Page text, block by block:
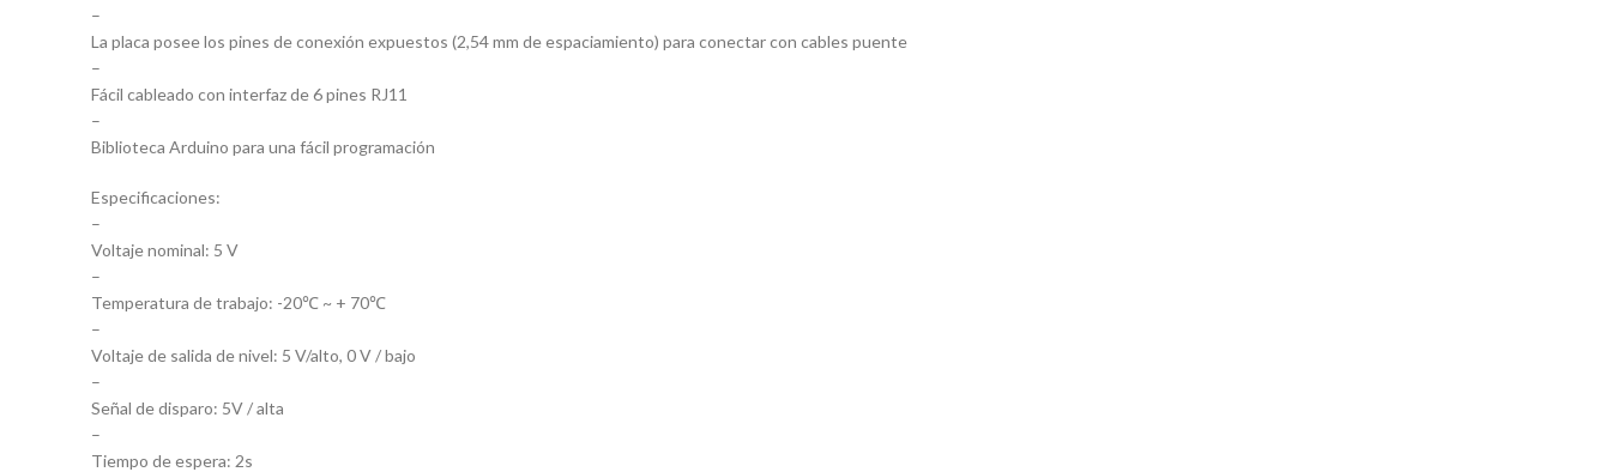
–
La placa posee los pines de conexión expuestos (2,54 mm de espaciamiento) para conectar con cables puente
–
Fácil cableado con interfaz de 6 pines RJ11
–
Biblioteca Arduino para una fácil programación
Especificaciones:
–
Voltaje nominal: 5 V
–
Temperatura de trabajo: -20℃ ~ + 70℃
–
Voltaje de salida de nivel: 5 V/alto, 0 V / bajo
–
Señal de disparo: 5V / alta
–
Tiempo de espera: 2s